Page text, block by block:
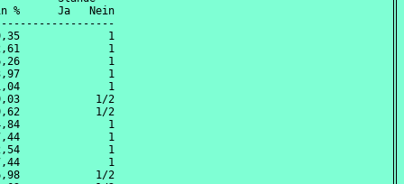
%      Ja   Nein
69,35              1
72,61              1
76,26              1
73,97              1
81,04              1
1/2
79,62            1/2
1
77,44              1
82,54              1
77,44              1
66,98            1/2